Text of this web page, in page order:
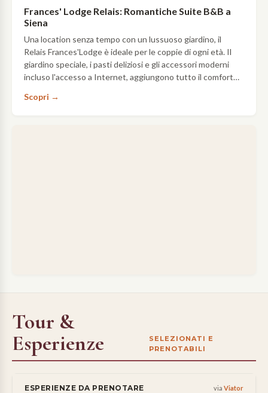
Frances' Lodge Relais: Romantiche Suite B&B a
Siena
Una location senza tempo con un lussuoso giardino, il
Relais Frances'Lodge è ideale per le coppie di ogni età. Il
giardino speciale, i pasti deliziosi e gli accessori moderni
incluso l'accesso a Internet, aggiungono tutto il comfort
Scopri →
Tour &
Esperienze
SELEZIONATI E
PRENOTABILI
ESPERIENZE DA PRENOTARE via Viator